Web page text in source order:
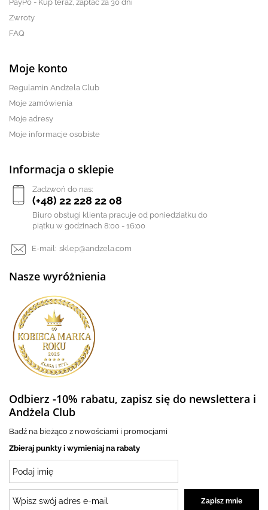
PayPo - Kup teraz, zapłać za 30 dni
Zwroty
FAQ
Moje konto
Regulamin Andżela Club
Moje zamówienia
Moje adresy
Moje informacje osobiste
Informacja o sklepie
Zadzwoń do nas:
(+48) 22 228 22 08
Biuro obsługi klienta pracuje od poniedziałku do
piątku w godzinach 8:00 - 16:00
E-mail: sklep@andzela.com
Nasze wyróżnienia
Odbierz -10% rabatu, zapisz się do newslettera i
Andżela Club
Badź na bieżąco z nowościami i promocjami
Zbieraj punkty i wymieniaj na rabaty